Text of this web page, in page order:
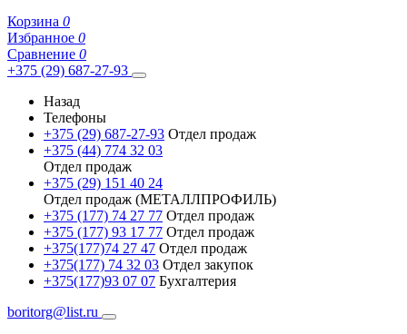
Корзина 0
Избранное 0
Сравнение 0
+375 (29) 687-27-93
Назад
Телефоны
+375 (29) 687-27-93 Отдел продаж
+375 (44) 774 32 03
Отдел продаж
+375 (29) 151 40 24
Отдел продаж (МЕТАЛЛПРОФИЛЬ)
+375 (177) 74 27 77 Отдел продаж
+375 (177) 93 17 77 Отдел продаж
+375(177)74 27 47 Отдел продаж
+375(177) 74 32 03 Отдел закупок
+375(177)93 07 07 Бухгалтерия
boritorg@list.ru